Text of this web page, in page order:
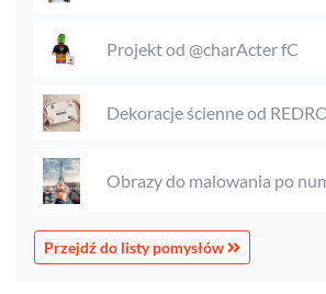
Projekt od @charActer fC
Dekoracje ścienne od
Obrazy do malowania po
Przejdź do listy pomysłów